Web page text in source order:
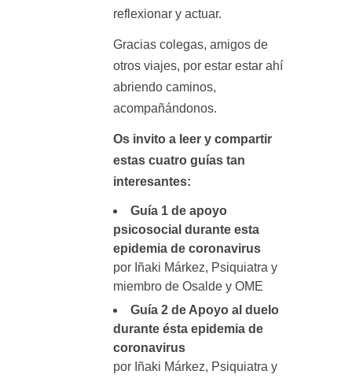
reflexionar y actuar.
Gracias colegas, amigos de
otros viajes, por estar estar ahí
abriendo caminos,
acompañándonos.
Os invito a leer y compartir
estas cuatro guías tan
interesantes:
Guía 1 de apoyo
psicosocial durante esta
epidemia de coronavirus
por Iñaki Márkez, Psiquiatra y
miembro de Osalde y OME
Guía 2 de Apoyo al duelo
durante ésta epidemia de
coronavirus
por Iñaki Márkez, Psiquiatra y